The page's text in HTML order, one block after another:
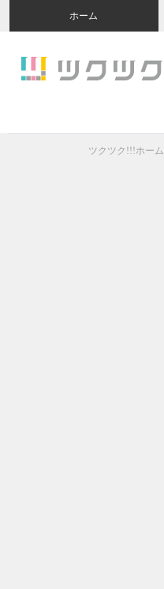
ホーム
ツクツク!!!ホーム